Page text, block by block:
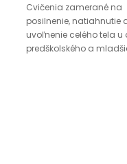
Cvičenia zamerané na
posilnenie, natiahnutie
uvoľnenie celého tela u
predškolského a